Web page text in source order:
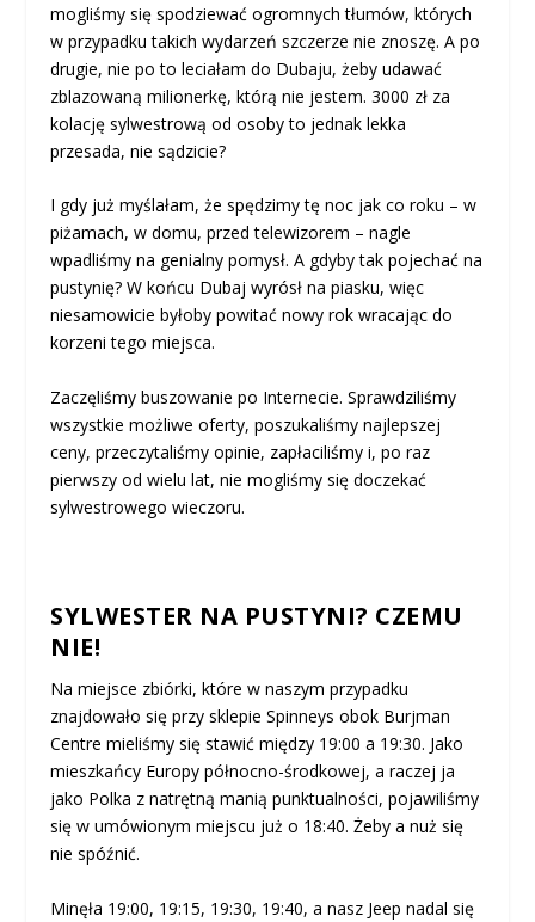
mogliśmy się spodziewać ogromnych tłumów, których
w przypadku takich wydarzeń szczerze nie znoszę. A po
drugie, nie po to leciałam do Dubaju, żeby udawać
zblazowaną milionerkę, którą nie jestem. 3000 zł za
kolację sylwestrową od osoby to jednak lekka
przesada, nie sądzicie?
I gdy już myślałam, że spędzimy tę noc jak co roku – w
piżamach, w domu, przed telewizorem – nagle
wpadliśmy na genialny pomysł. A gdyby tak pojechać na
pustynię? W końcu Dubaj wyrósł na piasku, więc
niesamowicie byłoby powitać nowy rok wracając do
korzeni tego miejsca.
Zaczęliśmy buszowanie po Internecie. Sprawdziliśmy
wszystkie możliwe oferty, poszukaliśmy najlepszej
ceny, przeczytaliśmy opinie, zapłaciliśmy i, po raz
pierwszy od wielu lat, nie mogliśmy się doczekać
sylwestrowego wieczoru.
SYLWESTER NA PUSTYNI? CZEMU
NIE!
Na miejsce zbiórki, które w naszym przypadku
znajdowało się przy sklepie Spinneys obok Burjman
Centre mieliśmy się stawić między 19:00 a 19:30. Jako
mieszkańcy Europy północno-środkowej, a raczej ja
jako Polka z natrętną manią punktualności, pojawiliśmy
się w umówionym miejscu już o 18:40. Żeby a nuż się
nie spóźnić.
Minęła 19:00, 19:15, 19:30, 19:40, a nasz Jeep nadal się